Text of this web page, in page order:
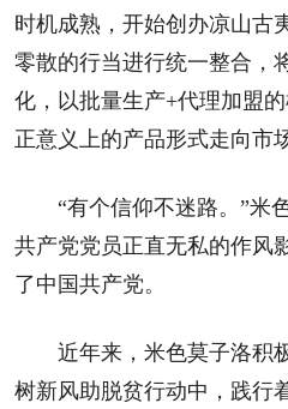
时机成熟，开始创办凉山古
零散的行当进行统一整合，
化，以批量生产+代理加盟
正意义上的产品形式走向市
“有个信仰不迷路。”米
共产党党员正直无私的作风
了中国共产党。
近年来，米色莫子洛积
树新风助脱贫行动中，践行